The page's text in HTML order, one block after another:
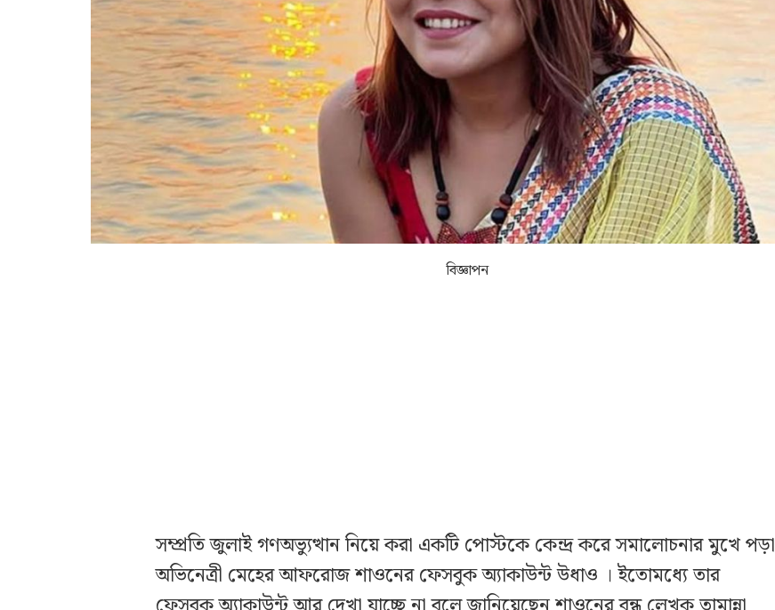
বিজ্ঞাপন
সম্প্রতি জুলাই গণঅভ্যুত্থান নিয়ে করা একটি পোস্টকে কেন্দ্র করে সমালোচনার মুখে পড়া
অভিনেত্রী মেহের আফরোজ শাওনের ফেসবুক অ্যাকাউন্ট উধাও । ইতোমধ্যে তার